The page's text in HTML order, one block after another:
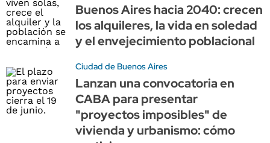
Buenos Aires hacia 2040: crecen
los alquileres, la vida en soledad
y el envejecimiento poblacional
Ciudad de Buenos Aires
Lanzan una convocatoria en
CABA para presentar
"proyectos imposibles" de
vivienda y urbanismo: cómo